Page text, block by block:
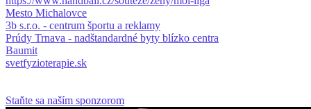
Mesto Michalovce
3b s.r.o. - centrum športu a reklamy
Prúdy Trnava - nadštandardné byty blízko centra
Baumit
svetfyzioterapie.sk
Staňte sa naším sponzorom